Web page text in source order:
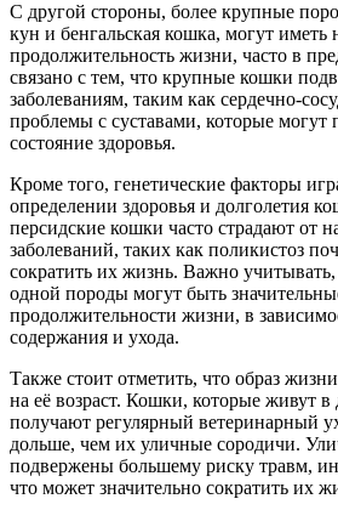
С другой стороны, более крупные
кун и бенгальская кошка, могут
продолжительность жизни, часто в
связано с тем, что крупные кошки
заболеваниям, таким как сердечно-
проблемы с суставами, которые могут
состояние здоровья.
Кроме того, генетические факторы
определении здоровья и долголетия
персидские кошки часто страдают от
заболеваний, таких как поликистоз
сократить их жизнь. Важно
одной породы могут быть
продолжительности жизни, в
содержания и ухода.
Также стоит отметить, что образ
на её возраст. Кошки, которые живут
получают регулярный ветеринарный
дольше, чем их уличные сородичи.
подвержены большему риску травм,
что может значительно сократить их